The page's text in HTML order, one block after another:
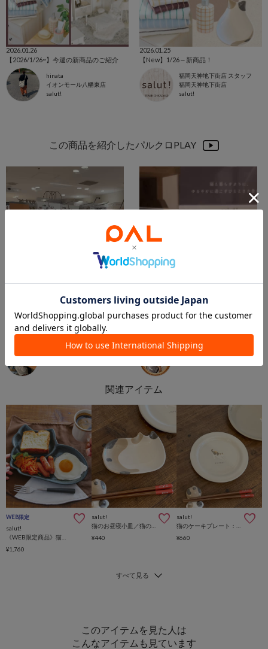
2026.01.26
【2026/1/26~】今週の新商品のご紹介
hinata
イオンモール八幡東店
salut!
2026.01.25
【New】1/26～新商品！
福岡天神地下街店 スタッフ
福岡天神地下街店
salut!
この商品を紹介したパルクロPLAY
2026.01.31
猫の食卓🐾
札幌アピア店
2026.01.29
urara
ららぽーと立川立飛店
WEB限定
salut!
¥1,760
salut!
猫のお昼寝小皿／猫の食卓
¥440
salut!
¥660
このアイテムを見た人は
こんなアイテムも見ています